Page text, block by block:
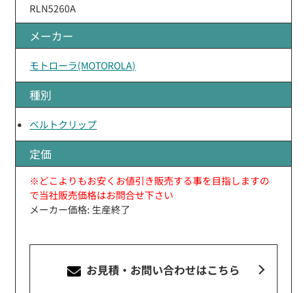
RLN5260A
メーカー
モトローラ(MOTOROLA)
種別
ベルトクリップ
定価
※どこよりもお安くお値引き販売する事を目指しますの
で当社販売価格はお問合せ下さい
メーカー価格: 生産終了
お見積・お問い合わせはこちら